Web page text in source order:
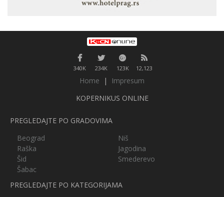
340K 234K 123K 12,123
Home |
Impresum
KOPERNIKUS ONLINE
PREGLEDAJTE PO GRADOVIMA
Beograd
Niš
Raška
Jagodina
Šid
Smederevo
Šabac
PREGLEDAJTE PO KATEGORIJAMA